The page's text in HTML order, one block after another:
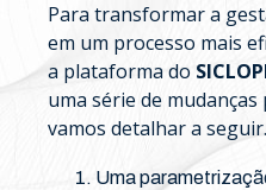
Para transformar a
em um processo mais
a plataforma do
uma série de
vamos detalhar a seguir.
Uma